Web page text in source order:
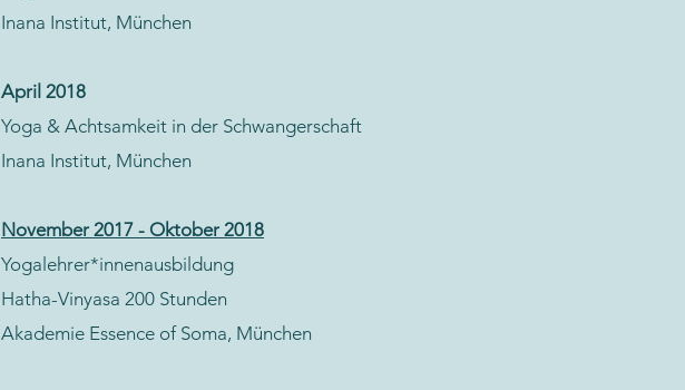
Inana Institut, München
April 2018
Yoga & Achtsamkeit in der Schwangerschaft
Inana Institut, München
November 2017 - Oktober 2018
Yogalehrer*innenausbildung
Hatha-Vinyasa 200 Stunden
Akademie Essence of Soma, München